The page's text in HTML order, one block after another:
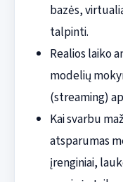
bazės,
talpinti.
Realios laiko
modelių
(streaming)
Kai svarbu
atsparumas
įrenginiai,